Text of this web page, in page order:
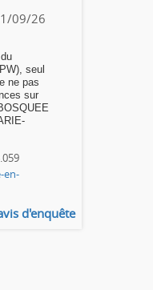
09/26
seul
ne pas
sur
en-
d'enquête